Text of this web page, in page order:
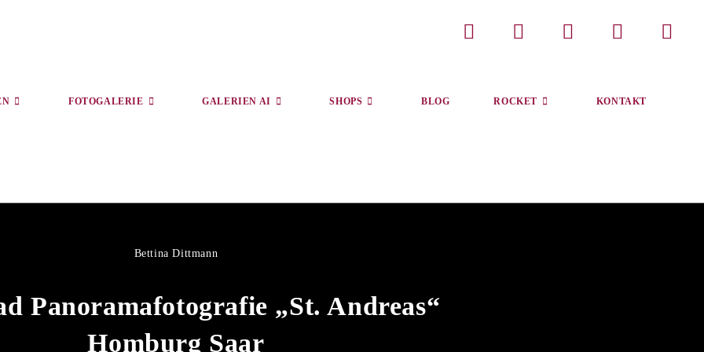
FOTOGALERIE GALERIEN AI SHOPS BLOG ROCKET KONTAKT
Bettina Dittmann
Panoramafotografie „St. Andreas“
Homburg Saar